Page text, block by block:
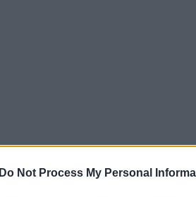
Do Not Process My Personal